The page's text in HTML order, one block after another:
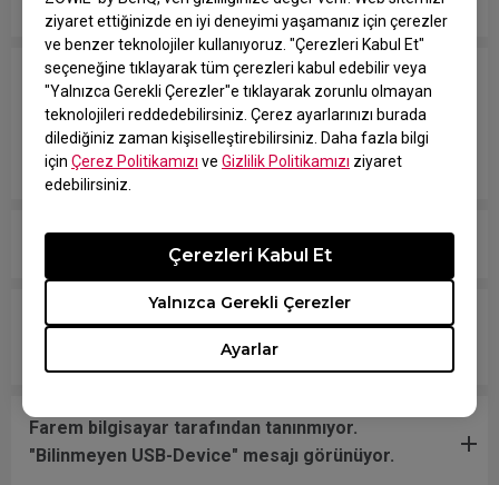
ziyaret ettiğinizde en iyi deneyimi yaşamanız için çerezler
ve benzer teknolojiler kullanıyoruz. "Çerezleri Kabul Et"
seçeneğine tıklayarak tüm çerezleri kabul edebilir veya
"Yalnızca Gerekli Çerezler"e tıklayarak zorunlu olmayan
teknolojileri reddedebilirsiniz. Çerez ayarlarınızı burada
dilediğiniz zaman kişiselleştirebilirsiniz. Daha fazla bilgi
için Çerez Politikamızı ve Gizlilik Politikamızı ziyaret
edebilirsiniz.
Ayarlar
Yalnızca Gerekli Çerezler
Çerezleri Kabul Et
Mouse tekerleğine oyun içinde JUMP (zıpla)
atadım ama tekerleğe dokunmasam bile rastgele
zıplamalar oluyor veya mouse pad’de hareket
ettirdikten sonra mouse’u bırakınca zıplıyor.
Mouse tuşu basılıymış gibi sürekli takılı kalıyor.
Scroll gevşek ve fareyi hızlı hareket ettirince ses
Farem bilgisayar tarafından tanınmıyor.
"Bilinmeyen USB-Device" mesajı görünüyor.